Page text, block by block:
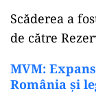
Scăderea a
de către
MVM:
România și